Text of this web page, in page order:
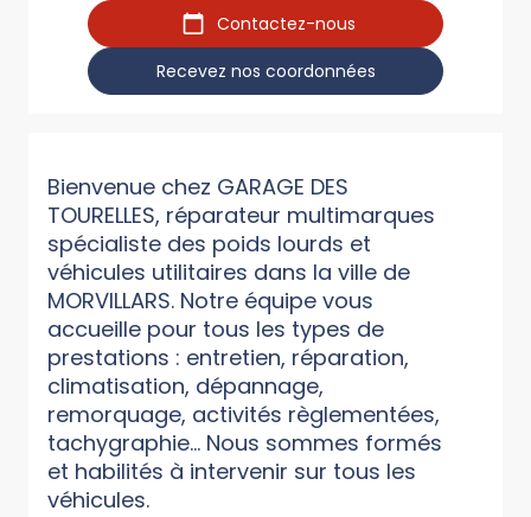
Contactez-nous
Recevez nos coordonnées
Bienvenue chez GARAGE DES
TOURELLES, réparateur multimarques
spécialiste des poids lourds et
véhicules utilitaires dans la ville de
MORVILLARS. Notre équipe vous
accueille pour tous les types de
prestations : entretien, réparation,
climatisation, dépannage,
remorquage, activités règlementées,
tachygraphie... Nous sommes formés
et habilités à intervenir sur tous les
véhicules.